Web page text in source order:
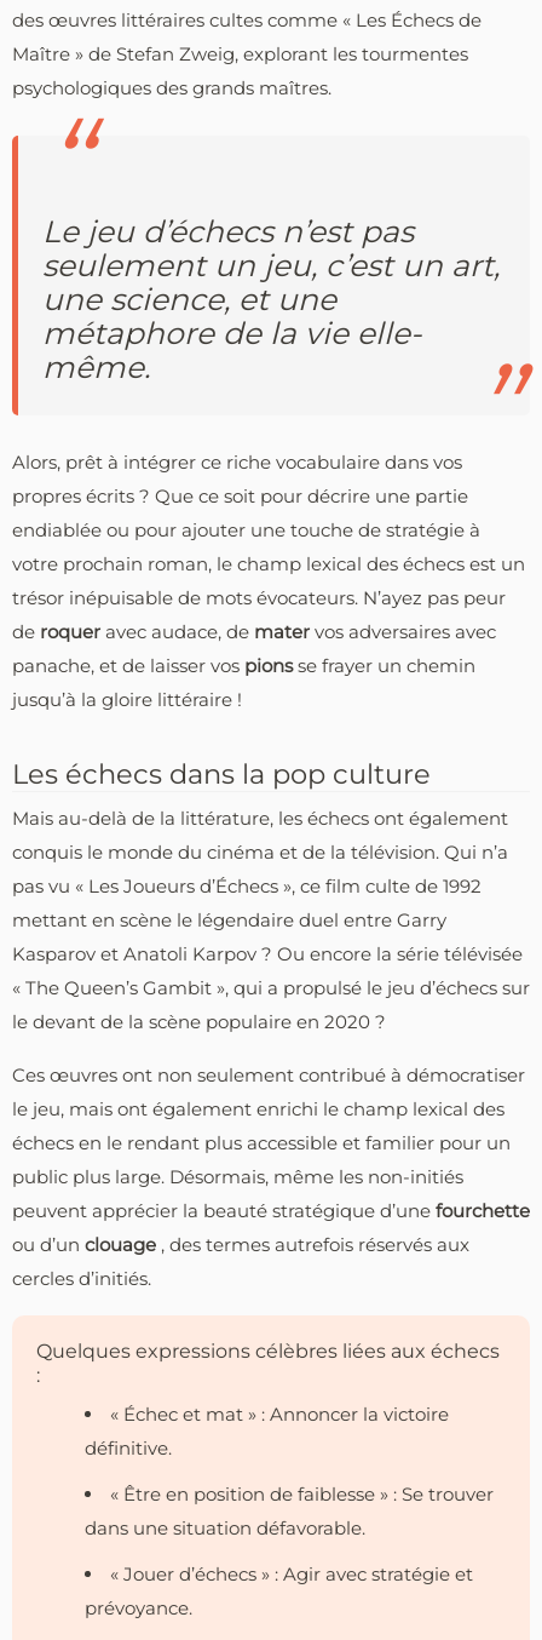
des œuvres littéraires cultes comme « Les Échecs de
Maître » de Stefan Zweig, explorant les tourmentes
psychologiques des grands maîtres.
Le jeu d’échecs n’est pas
seulement un jeu, c’est un art,
une science, et une
métaphore de la vie elle-
même.
Alors, prêt à intégrer ce riche vocabulaire dans vos
propres écrits ? Que ce soit pour décrire une partie
endiablée ou pour ajouter une touche de stratégie à
votre prochain roman, le champ lexical des échecs est un
trésor inépuisable de mots évocateurs. N’ayez pas peur
de roquer avec audace, de mater vos adversaires avec
panache, et de laisser vos pionsse frayer un chemin
jusqu’à la gloire littéraire !
Les échecs dans la pop culture
Mais au-delà de la littérature, les échecs ont également
conquis le monde du cinéma et de la télévision. Qui n’a
pas vu « Les Joueurs d’Échecs », ce film culte de 1992
mettant en scène le légendaire duel entre Garry
Kasparov et Anatoli Karpov ? Ou encore la série télévisée
« The Queen’s Gambit », qui a propulsé le jeu d’échecs sur
le devant de la scène populaire en 2020 ?
Ces œuvres ont non seulement contribué à démocratiser
le jeu, mais ont également enrichi le champ lexical des
échecs en le rendant plus accessible et familier pour un
public plus large. Désormais, même les non-initiés
peuvent apprécier la beauté stratégique d’une fourchette
ou d’un clouage , des termes autrefois réservés aux
cercles d’initiés.
Quelques expressions célèbres liées aux échecs
:
« Échec et mat » : Annoncer la victoire
définitive.
« Être en position de faiblesse » : Se trouver
dans une situation défavorable.
« Jouer d’échecs » : Agir avec stratégie et
prévoyance.